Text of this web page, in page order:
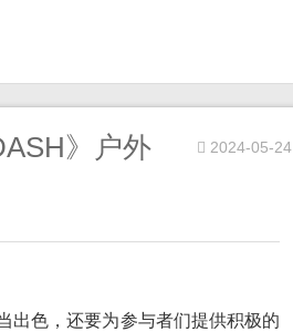
》户外
2024-05-24
出色，还要为参与者们提供积极的